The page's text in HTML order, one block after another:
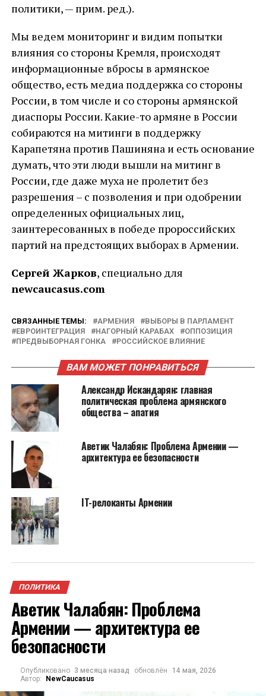
политики, — прим. ред.).
Мы ведем мониторинг и видим попытки
влияния со стороны Кремля, происходят
информационные вбросы в армянское
общество, есть медиа поддержка со стороны
России, в том числе и со стороны армянской
диаспоры России. Какие-то армяне в России
собираются на митинги в поддержку
Карапетяна против Пашиняна и есть основание
думать, что эти люди вышли на митинг в
России, где даже муха не пролетит без
разрешения – с позволения и при одобрении
определенных официальных лиц,
заинтересованных в победе пророссийских
партий на предстоящих выборах в Армении.
Сергей Жарков, специально для
newcaucasus.com
СВЯЗАННЫЕ ТЕМЫ: АРМЕНИЯ
ВЫБОРЫ В ПАРЛАМЕНТ
ЕВРОИНТЕГРАЦИЯ
НАГОРНЫЙ КАРАБАХ
ОППОЗИЦИЯ
ПРЕДВЫБОРНАЯ ГОНКА
РОССИЙСКОЕ ВЛИЯНИЕ
ВАМ МОЖЕТ ПОНРАВИТЬСЯ
Александр Искандарян: главная
политическая проблема армянского
общества – апатия
Аветик Чалабян: Проблема Армении —
архитектура ее безопасности
IT-релоканты Армении
ПОЛИТИКА
Аветик Чалабян: Проблема
Армении — архитектура ее
безопасности
Опубликовано 3 месяца назад обновлён
14 мая, 2026
Автор:
NewCaucasus